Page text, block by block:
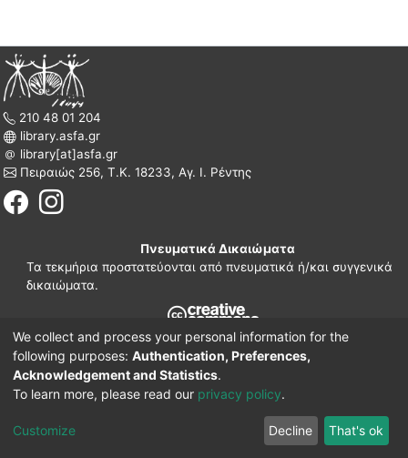
210 48 01 204
library.asfa.gr
library[at]asfa.gr
Πειραιώς 256, Τ.Κ. 18233, Αγ. Ι. Ρέντης
Πνευματικά Δικαιώματα
Τα τεκμήρια προστατεύονται από πνευματικά ή/και συγγενικά
δικαιώματα.
210 38 97 109
www.asfa.gr
Πατησίων 42, Τ.Κ. 10682, Αθήνα
DSpace software Implementation ELiDOC
We collect and process your personal information for the
following purposes: Authentication, Preferences,
Acknowledgement and Statistics.
To learn more, please read our privacy policy.
Customize Decline That's ok